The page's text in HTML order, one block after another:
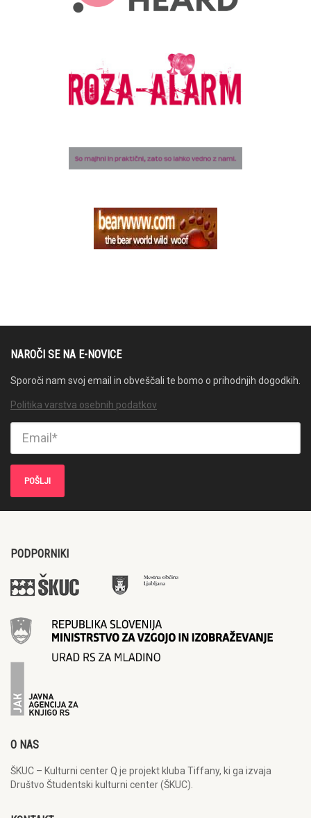
NAROČI SE NA E-NOVICE
Sporoči nam svoj email in obveščali te bomo o prihodnjih dogodkih.
Politika varstva osebnih podatkov
PODPORNIKI
O NAS
ŠKUC – Kulturni center Q je projekt kluba Tiffany, ki ga izvaja
Društvo Študentski kulturni center (ŠKUC).